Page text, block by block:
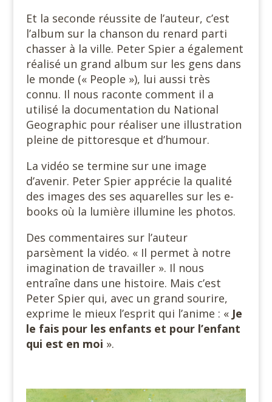
Et la seconde réussite de l’auteur, c’est
l’album sur la chanson du renard parti
chasser à la ville. Peter Spier a également
réalisé un grand album sur les gens dans
le monde (« People »), lui aussi très
connu. Il nous raconte comment il a
utilisé la documentation du National
Geographic pour réaliser une illustration
pleine de pittoresque et d’humour.
La vidéo se termine sur une image
d’avenir. Peter Spier apprécie la qualité
des images des ses aquarelles sur les e-
books où la lumière illumine les photos.
Des commentaires sur l’auteur
parsèment la vidéo. « Il permet à notre
imagination de travailler ». Il nous
entraîne dans une histoire. Mais c’est
Peter Spier qui, avec un grand sourire,
exprime le mieux l’esprit qui l’anime : « Je
le fais pour les enfants et pour l’enfant
qui est en moi ».